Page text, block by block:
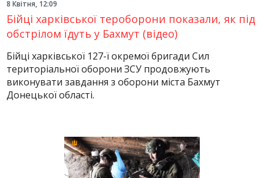
8 Квітня, 12:09
Бійці харківської тероборони показали, як під
обстрілом їдуть у Бахмут (відео)
Бійці харківської 127-ї окремої бригади Сил
територіальної оборони ЗСУ продовжують
виконувати завдання з оборони міста Бахмут
Донецької області.